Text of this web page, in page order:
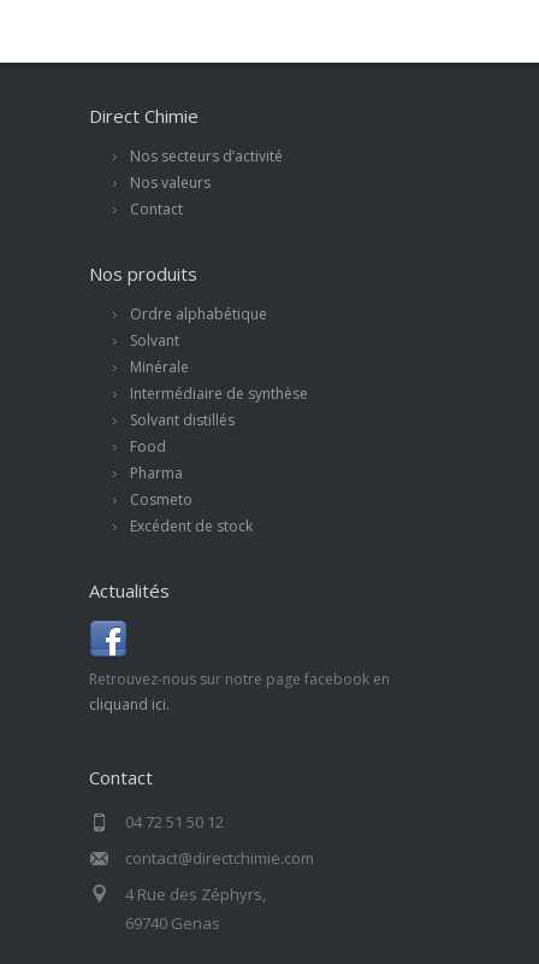
Direct Chimie
Nos secteurs d’activité
Nos valeurs
Contact
Nos produits
Ordre alphabétique
Solvant
Minérale
Intermédiaire de synthèse
Solvant distillés
Food
Pharma
Cosmeto
Excédent de stock
Actualités
Retrouvez-nous sur notre page facebook en
cliquand ici.
Contact
04 72 51 50 12
contact@directchimie.com
4 Rue des Zéphyrs,
69740 Genas